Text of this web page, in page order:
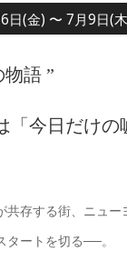
日(金) 〜 7月9
語 ”
「今日だけの
共存する街、ニュ
タートを切る──。